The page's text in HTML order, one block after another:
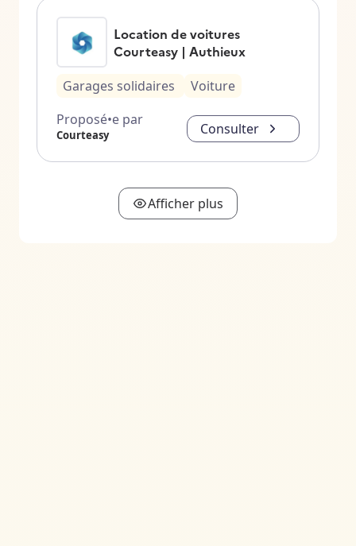
Location de voitures
Courteasy | Authieux
Garages solidaires
Voiture
Proposé•e par
Courteasy Consulter
Afficher plus